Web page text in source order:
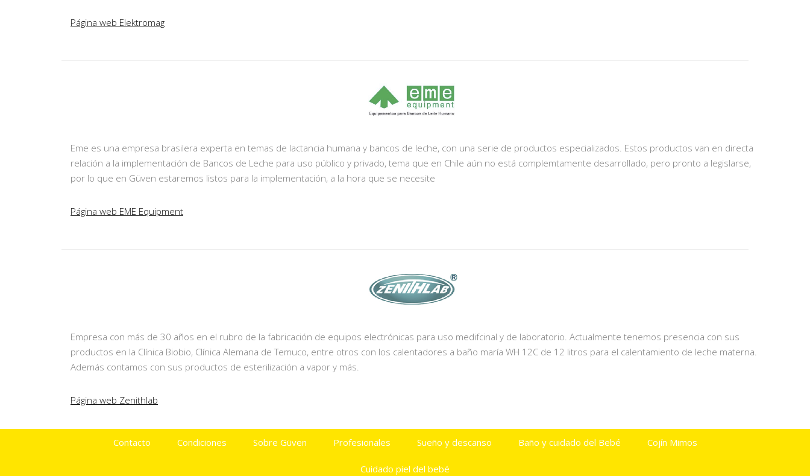
Página web Elektromag
Eme es una empresa brasilera experta en temas de lactancia humana y bancos de leche, con una serie de productos especializados. Estos productos van en directa
relación a la implementación de Bancos de Leche para uso público y privado, tema que en Chile aún no está complemtamente desarrollado, pero pronto a legislarse,
por lo que en Güven estaremos listos para la implementación, a la hora que se necesite
Página web EME Equipment
Empresa con más de 30 años en el rubro de la fabricación de equipos electrónicas para uso medifcinal y de laboratorio. Actualmente tenemos presencia con sus
productos en la Clínica Biobio, Clínica Alemana de Temuco, entre otros con los calentadores a baño maría WH 12C de 12 litros para el calentamiento de leche materna.
Además contamos con sus productos de esterilización a vapor y más.
Página web Zenithlab
Contacto Condiciones Sobre Güven Profesionales Sueño y descanso Baño y cuidado del Bebé Cojín Mimos
Cuidado piel del bebé